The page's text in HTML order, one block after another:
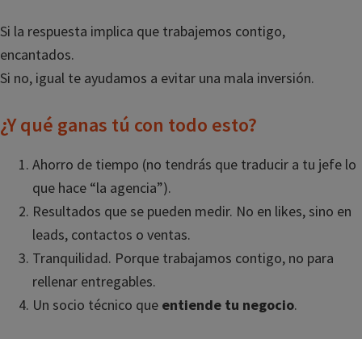
Si la respuesta implica que trabajemos contigo,
encantados.
Si no, igual te ayudamos a evitar una mala inversión.
¿Y qué ganas tú con todo esto?
Ahorro de tiempo (no tendrás que traducir a tu jefe lo
que hace “la agencia”).
Resultados que se pueden medir. No en likes, sino en
leads, contactos o ventas.
Tranquilidad. Porque trabajamos contigo, no para
rellenar entregables.
Un socio técnico que entiende tu negocio.